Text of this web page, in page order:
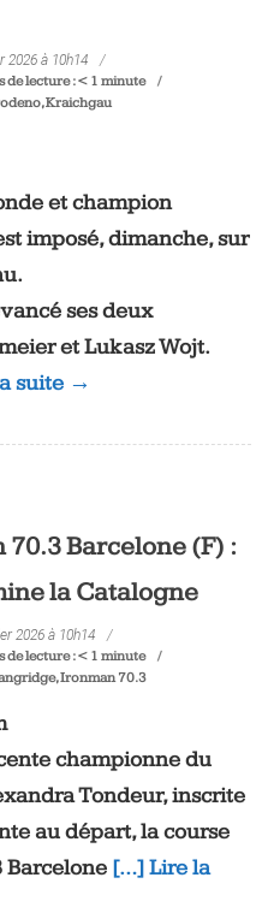
2026 à 10h14
de lecture : < 1 minute
,Kraichgau
et champion
imposé, dimanche, sur
ses deux
et Lukasz Wojt.
suite →
Barcelone (F) :
la Catalogne
2026 à 10h14
de lecture : < 1 minute
,Ironman 70.3
championne du
Tondeur, inscrite
au départ, la course
Barcelone […] Lire la